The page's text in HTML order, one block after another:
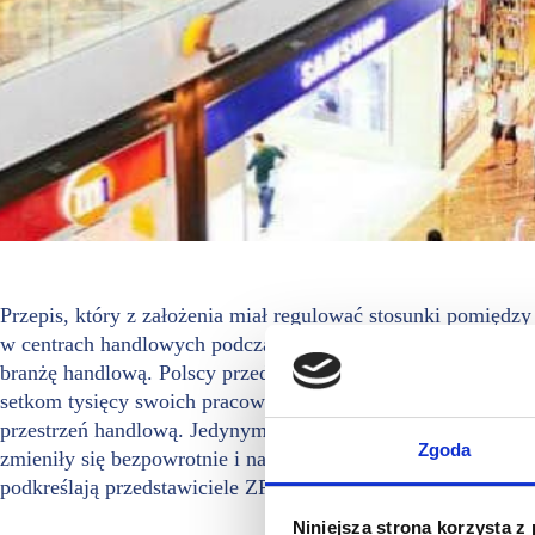
Zgoda
Niniejsza strona korzysta z
Przepis, który z założenia miał regulować stosunki
w centrach handlowych podczas pierwszego lockdownu,
branżę handlową. Polscy przedsiębiorcy, reprezentanci firm
setkom tysięcy swoich pracowników, zmagają się nie tylko
przestrzeń handlową. Jedynym celem właścicieli centrów
zmieniły się bezpowrotnie i należy do nich dostosować
podkreślają przedstawiciele ZPPHiU